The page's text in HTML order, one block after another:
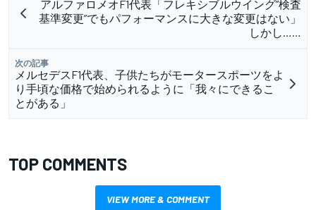
アルファロメオF1代表「フレキシブルウイング”検査
基準変更”でもパフォーマンスに大きな変更はない」
しかし……
次の記事
メルセデスF1代表、子供たちがモータースポーツをよ
り手頃な価格で始められるように「我々にできるこ
とがある」
TOP COMMENTS
VIEW MORE & COMMENT